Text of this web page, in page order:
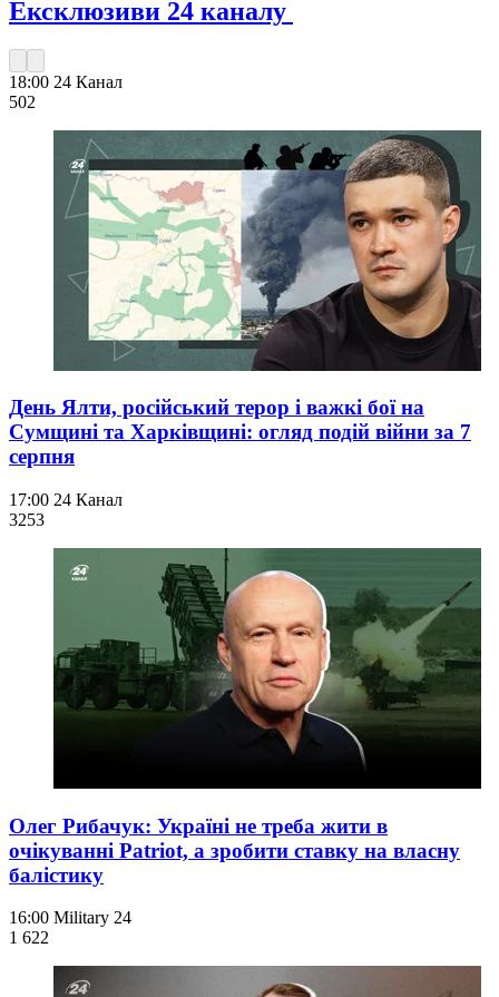
Ексклюзиви 24 каналу
18:00 24 Канал
502
День Ялти, російський терор і важкі бої на
Сумщині та Харківщині: огляд подій війни за 7
серпня
17:00 24 Канал
3253
Олег Рибачук: Україні не треба жити в
очікуванні Patriot, а зробити ставку на власну
балістику
16:00 Military 24
1 622